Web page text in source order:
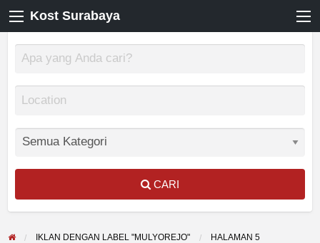
Kost Surabaya
CARI
IKLAN DENGAN LABEL "MULYOREJO" HALAMAN 5